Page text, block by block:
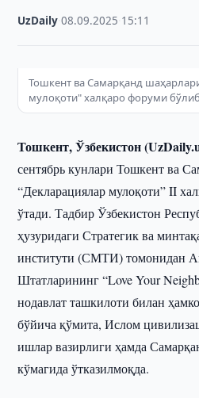
UzDaily ·08.09.2025 15:11
Тошкент ва Самарқанд
мулоқоти" халқаро форуми
Тошкент, Ўзбекистон
сентябрь кунлари Тошкент ва
“Декларациялар мулоқоти” II
ўтади. Тадбир Ўзбекистон
ҳузуридаги Стратегик ва
институти (СМТИ) томонидан
Штатларининг “Love Your
нодавлат ташкилоти билан
бўйича қўмита, Ислом
ишлар вазирлиги ҳамда
кўмагида ўтказилмоқда.